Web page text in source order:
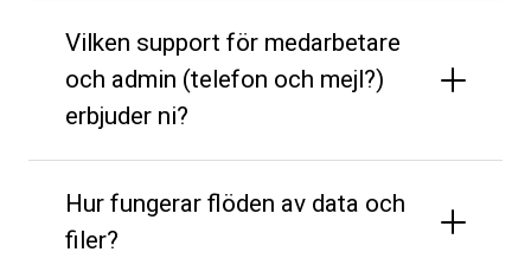
Vilken support för medarbetare
och admin (telefon och mejl?)
erbjuder ni?
Hur fungerar flöden av data och
filer?